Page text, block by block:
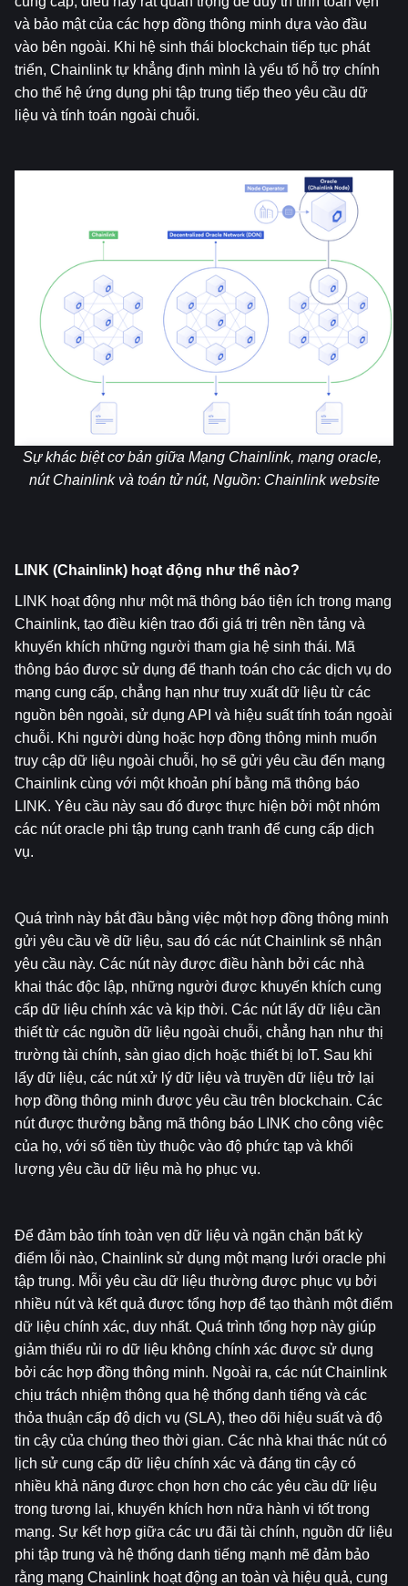
và bảo mật của các hợp đồng thông minh dựa vào đầu
vào bên ngoài. Khi hệ sinh thái blockchain tiếp tục phát
triển, Chainlink tự khẳng định mình là yếu tố hỗ trợ chính
cho thế hệ ứng dụng phi tập trung tiếp theo yêu cầu dữ
liệu và tính toán ngoài chuỗi.
Sự khác biệt cơ bản giữa Mạng Chainlink, mạng oracle,
nút Chainlink và toán tử nút, Nguồn: Chainlink website
LINK (Chainlink) hoạt động như thế nào?
LINK hoạt động như một mã thông báo tiện ích trong mạng
Chainlink, tạo điều kiện trao đổi giá trị trên nền tảng và
khuyến khích những người tham gia hệ sinh thái. Mã
thông báo được sử dụng để thanh toán cho các dịch vụ do
mạng cung cấp, chẳng hạn như truy xuất dữ liệu từ các
nguồn bên ngoài, sử dụng API và hiệu suất tính toán ngoài
chuỗi. Khi người dùng hoặc hợp đồng thông minh muốn
truy cập dữ liệu ngoài chuỗi, họ sẽ gửi yêu cầu đến mạng
Chainlink cùng với một khoản phí bằng mã thông báo
LINK. Yêu cầu này sau đó được thực hiện bởi một nhóm
các nút oracle phi tập trung cạnh tranh để cung cấp dịch
vụ.
Quá trình này bắt đầu bằng việc một hợp đồng thông minh
gửi yêu cầu về dữ liệu, sau đó các nút Chainlink sẽ nhận
yêu cầu này. Các nút này được điều hành bởi các nhà
khai thác độc lập, những người được khuyến khích cung
cấp dữ liệu chính xác và kịp thời. Các nút lấy dữ liệu cần
thiết từ các nguồn dữ liệu ngoài chuỗi, chẳng hạn như thị
trường tài chính, sàn giao dịch hoặc thiết bị IoT. Sau khi
lấy dữ liệu, các nút xử lý dữ liệu và truyền dữ liệu trở lại
hợp đồng thông minh được yêu cầu trên blockchain. Các
nút được thưởng bằng mã thông báo LINK cho công việc
của họ, với số tiền tùy thuộc vào độ phức tạp và khối
lượng yêu cầu dữ liệu mà họ phục vụ.
Để đảm bảo tính toàn vẹn dữ liệu và ngăn chặn bất kỳ
điểm lỗi nào, Chainlink sử dụng một mạng lưới oracle phi
tập trung. Mỗi yêu cầu dữ liệu thường được phục vụ bởi
nhiều nút và kết quả được tổng hợp để tạo thành một điểm
dữ liệu chính xác, duy nhất. Quá trình tổng hợp này giúp
giảm thiểu rủi ro dữ liệu không chính xác được sử dụng
bởi các hợp đồng thông minh. Ngoài ra, các nút Chainlink
chịu trách nhiệm thông qua hệ thống danh tiếng và các
thỏa thuận cấp độ dịch vụ (SLA), theo dõi hiệu suất và độ
tin cậy của chúng theo thời gian. Các nhà khai thác nút có
lịch sử cung cấp dữ liệu chính xác và đáng tin cậy có
nhiều khả năng được chọn hơn cho các yêu cầu dữ liệu
trong tương lai, khuyến khích hơn nữa hành vi tốt trong
mạng. Sự kết hợp giữa các ưu đãi tài chính, nguồn dữ liệu
phi tập trung và hệ thống danh tiếng mạnh mẽ đảm bảo
rằng mạng Chainlink hoạt động an toàn và hiệu quả, cung